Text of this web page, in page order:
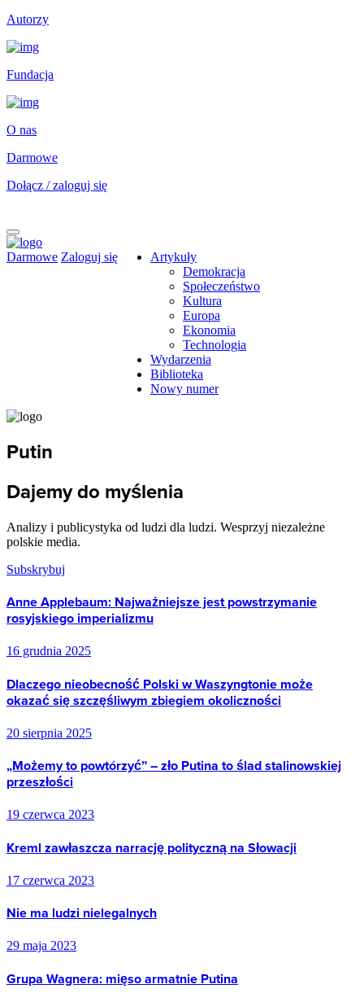
Autorzy
Fundacja
O nas
Darmowe
Dołącz / zaloguj się
Darmowe Zaloguj się
Artykuły
Demokracja
Społeczeństwo
Kultura
Europa
Ekonomia
Technologia
Wydarzenia
Biblioteka
Nowy numer
Putin
Dajemy do myślenia
Analizy i publicystyka od ludzi dla ludzi. Wesprzyj niezależne
polskie media.
Subskrybuj
Anne Applebaum: Najważniejsze jest powstrzymanie
rosyjskiego imperializmu
16 grudnia 2025
Dlaczego nieobecność Polski w Waszyngtonie może
okazać się szczęśliwym zbiegiem okoliczności
20 sierpnia 2025
„Możemy to powtórzyć” – zło Putina to ślad stalinowskiej
przeszłości
19 czerwca 2023
Kreml zawłaszcza narrację polityczną na Słowacji
17 czerwca 2023
Nie ma ludzi nielegalnych
29 maja 2023
Grupa Wagnera: mięso armatnie Putina